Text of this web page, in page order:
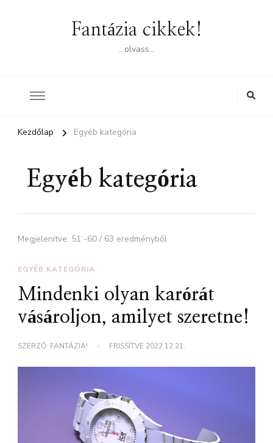
Fantázia cikkek!
…olvass…
Kezdőlap Egyéb kategória
Egyéb kategória
Megjelenítve: 51 -60 / 63 eredményből
EGYÉB KATEGÓRIA
Mindenki olyan karórát
vásároljon, amilyet szeretne!
SZERZŐ: FANTÁZIA! FRISSÍTVE 2022.12.21.